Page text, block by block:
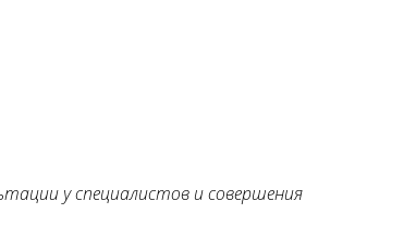
у специалистов и совершения